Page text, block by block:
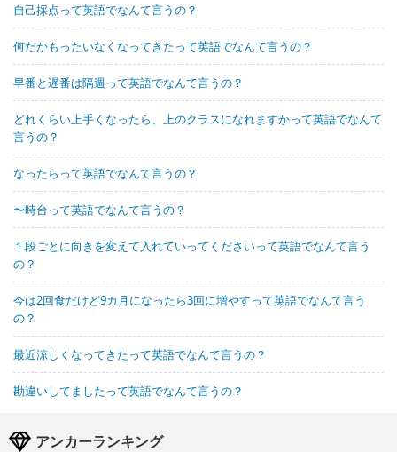
自己採点って英語でなんて言うの？
何だかもったいなくなってきたって英語でなんて言うの？
早番と遅番は隔週って英語でなんて言うの？
どれくらい上手くなったら、上のクラスになれますかって英語でなんて
言うの？
なったらって英語でなんて言うの？
〜時台って英語でなんて言うの？
１段ごとに向きを変えて入れていってくださいって英語でなんて言う
の？
今は2回食だけど9カ月になったら3回に増やすって英語でなんて言う
の？
最近涼しくなってきたって英語でなんて言うの？
勘違いしてましたって英語でなんて言うの？
アンカーランキング